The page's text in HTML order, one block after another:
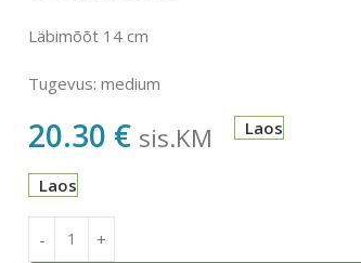
Läbimõõt 14 cm
Tugevus: medium
20.30 € sis.KM Laos
Laos